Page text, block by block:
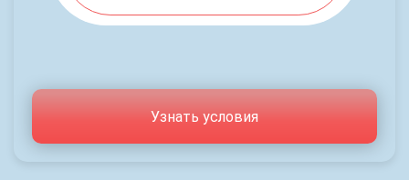
Узнать условия